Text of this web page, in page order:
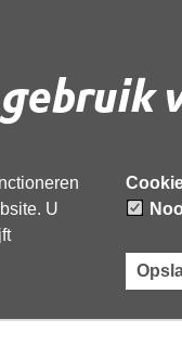
U